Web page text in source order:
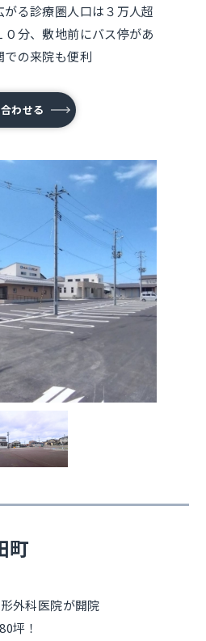
がる診療圏人口は３万人超
０分、敷地前にバス停があ
での来院も便利
わせる
町
外科医院が開院
坪！